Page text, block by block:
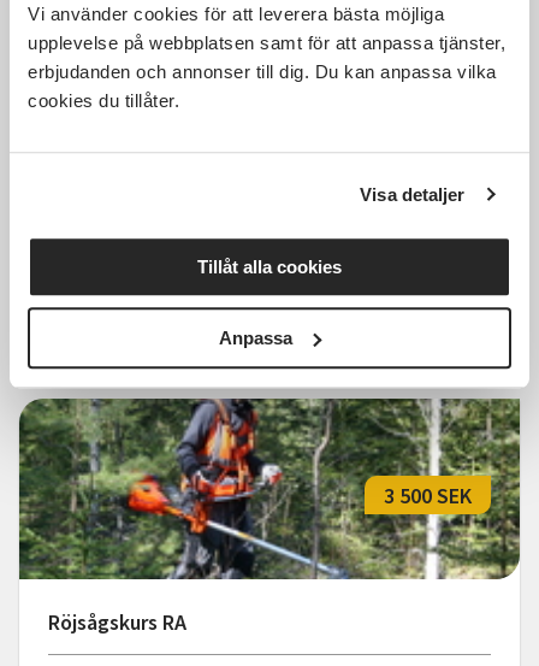
Vi använder cookies för att leverera bästa möjliga
upplevelse på webbplatsen samt för att anpassa tjänster,
erbjudanden och annonser till dig. Du kan anpassa vilka
cookies du tillåter.
Visa detaljer
Tillåt alla cookies
Anpassa
Motorsågskörkort AB, Skellefteå,
7 200 SEK
Skellefteå
tis 2026-10-06
Läs mer och anmäl
Röjsågskurs RA
3 500 SEK